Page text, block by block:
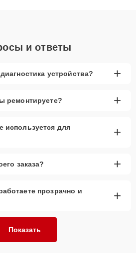
и ответы
устройства? +
ремонтируете? +
используется для
+
заказа? +
прозрачно и
+
Показать